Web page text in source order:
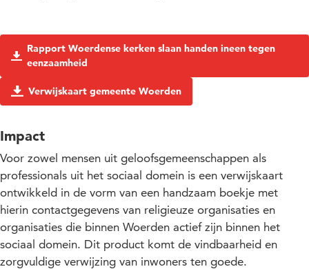
Rapport Woerdense kerken slaan handen ineen tegen
eenzaamheid
Verwijskaart gemeente Woerden
Impact
Voor zowel mensen uit geloofsgemeenschappen als
professionals uit het sociaal domein is een verwijskaart
ontwikkeld in de vorm van een handzaam boekje met
hierin contactgegevens van religieuze organisaties en
organisaties die binnen Woerden actief zijn binnen het
sociaal domein. Dit product komt de vindbaarheid en
zorgvuldige verwijzing van inwoners ten goede.